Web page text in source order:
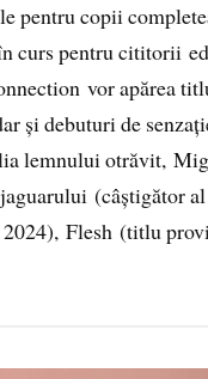
pentru copii
curs pentru cititorii
vor apărea
și debuturi de
lemnului otrăvit,
(câștigător al
Flesh (titlu